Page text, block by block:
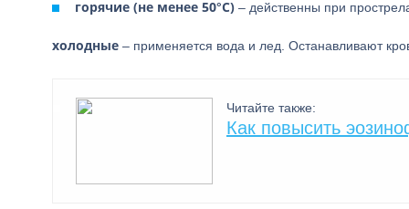
горячие (не менее 50°С) – действенны при
холодные – применяется вода и лед. Останавливают
Читайте также:
Как повысить